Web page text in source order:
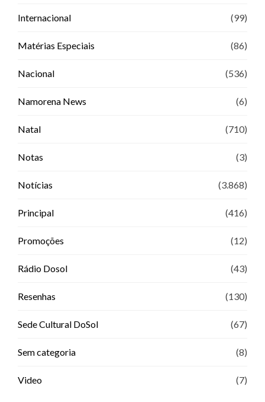
Internacional (99)
Matérias Especiais (86)
Nacional (536)
Namorena News (6)
Natal (710)
Notas (3)
Notícias (3.868)
Principal (416)
Promoções (12)
Rádio Dosol (43)
Resenhas (130)
Sede Cultural DoSol (67)
Sem categoria (8)
Video (7)